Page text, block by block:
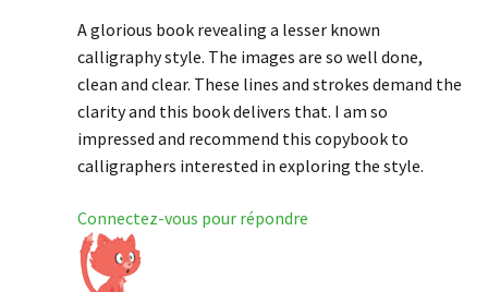
A glorious book revealing a lesser known
calligraphy style. The images are so well done,
clean and clear. These lines and strokes demand the
clarity and this book delivers that. I am so
impressed and recommend this copybook to
calligraphers interested in exploring the style.
Connectez-vous pour répondre